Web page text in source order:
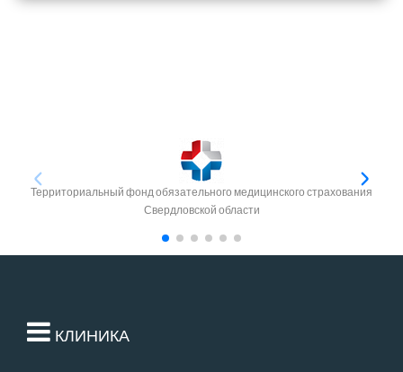
Территориальный фонд обязательного медицинского страхования
Свердловской области
КЛИНИКА